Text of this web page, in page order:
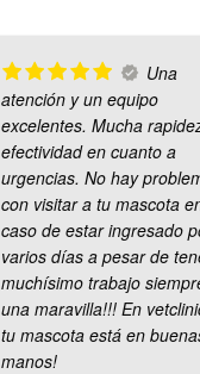
Una
atención y un equipo
excelentes. Mucha
efectividad en cuanto a
urgencias. No hay
con visitar a tu mascota
caso de estar ingresado
varios días a pesar de
muchísimo trabajo
una maravilla!!! En
tu mascota está en
manos!